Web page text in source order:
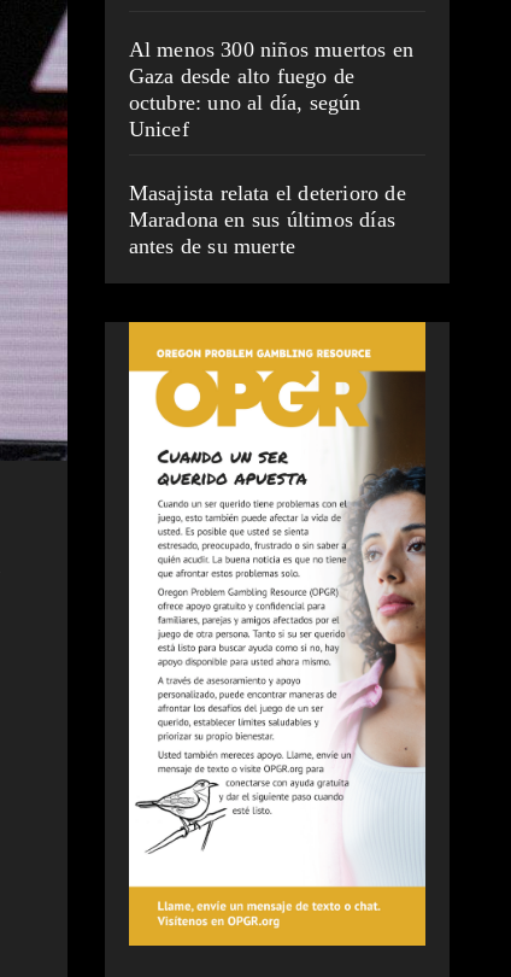
Al menos 300 niños muertos en
Gaza desde alto fuego de
octubre: uno al día, según
Unicef
Masajista relata el deterioro de
Maradona en sus últimos días
antes de su muerte